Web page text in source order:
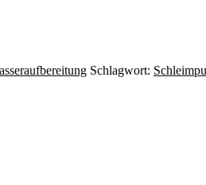
Schlagwort: